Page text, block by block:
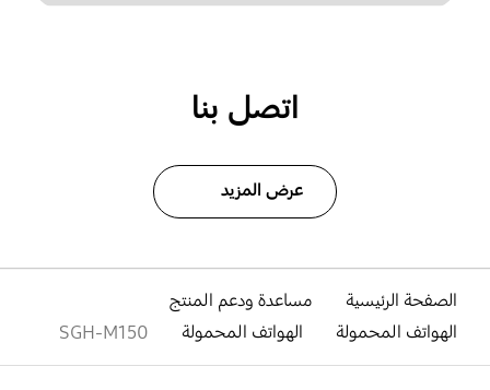
اتصل بنا
عرض المزيد
الصفحة الرئيسية
مساعدة ودعم المنتج
الهواتف المحمولة
الهواتف المحمولة SGH-M150